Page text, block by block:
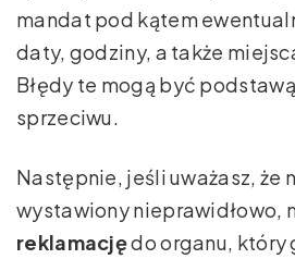
mandat pod kątem
daty, godziny, a także
Błędy te mogą być
sprzeciwu.
Następnie, jeśli uważasz, że
wystawiony nieprawidłowo,
reklamacjędo organu, który